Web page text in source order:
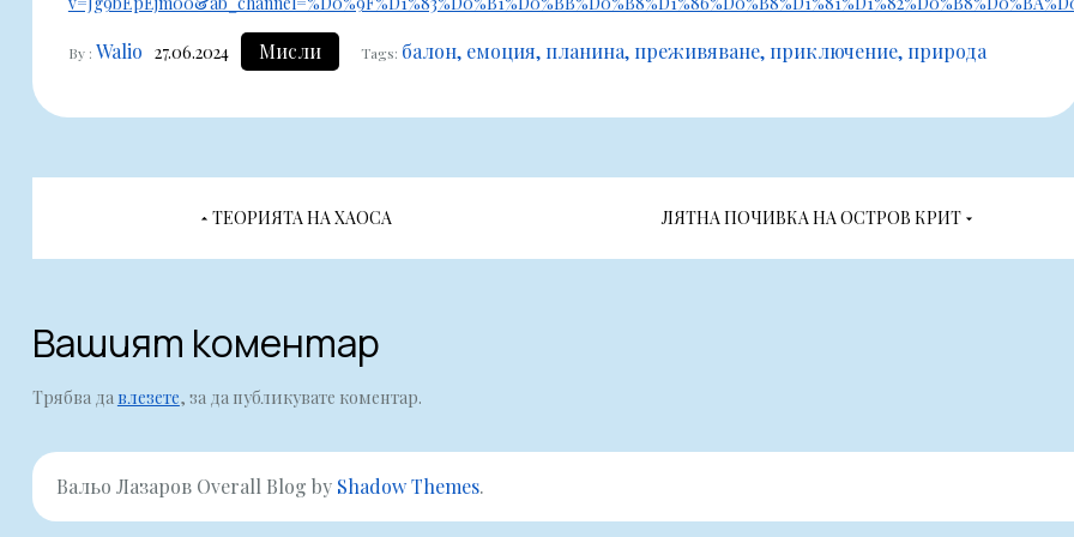
By : Walio 27.06.2024 Мисли Tags: балон емоция планина преживяване приключение природа
НавигацияТЕОРИЯТА НА ХАОСА ЛЯТНА ПОЧИВКА НА ОСТРОВ КРИТ
Вашият коментар
Трябва да влезете, за да публикувате коментар.
Вальо Лазаров Overall Blog by Shadow Themes.